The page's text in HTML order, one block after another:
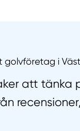
golvföretag i
att tänka